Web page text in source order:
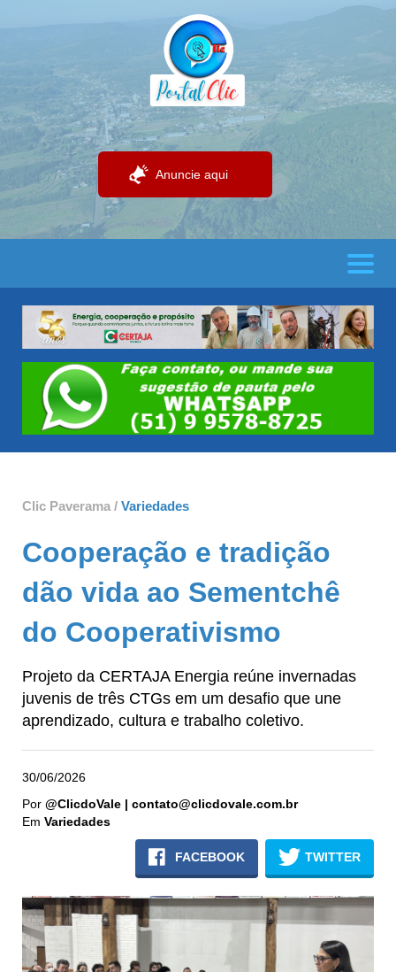
Anuncie aqui
Clic Paverama / Variedades
Cooperação e tradição
dão vida ao Sementchê
do Cooperativismo
Projeto da CERTAJA Energia reúne invernadas
juvenis de três CTGs em um desafio que une
aprendizado, cultura e trabalho coletivo.
30/06/2026
Por @ClicdoVale | contato@clicdovale.com.br
Em Variedades
FACEBOOK TWITTER